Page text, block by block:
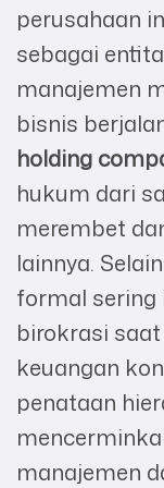
perusahaan
sebagai
manajemen
bisnis
holding
hukum dari
merembet
lainnya.
formal
birokrasi
keuangan
penataan
manajemen